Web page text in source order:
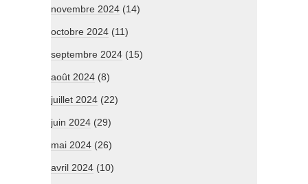
novembre 2024 (14)
octobre 2024 (11)
septembre 2024 (15)
août 2024 (8)
juillet 2024 (22)
juin 2024 (29)
mai 2024 (26)
avril 2024 (10)